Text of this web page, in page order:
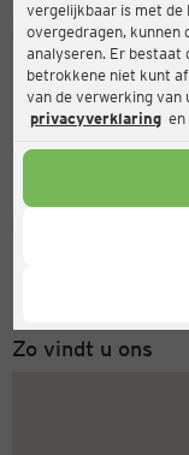
vergelijkbaar is met de
overgedragen, kunnen
analyseren. Er bestaat
betrokkene niet kunt
van de verwerking van
privacyverklaring en
Neusser Str.
Gesloten
Maandag
Zo vindt u ons